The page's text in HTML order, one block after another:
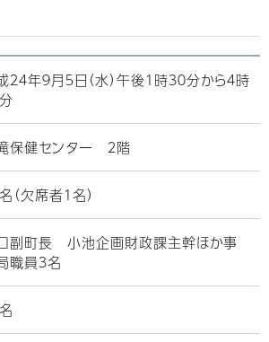
２４年９月５日（水）午後１時３０分から４時
保健センター ２階
名（欠席者１名）
副町長 小池企画財政課主幹ほか事
職員３名